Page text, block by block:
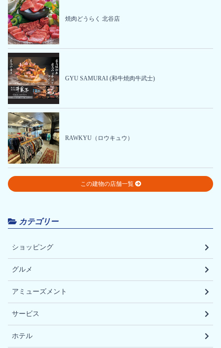
焼肉どうらく 北谷店
GYU SAMURAI (和牛焼肉牛武士)
RAWKYU（ロウキュウ）
この建物の店舗一覧
カテゴリー
ショッピング
グルメ
アミューズメント
サービス
ホテル